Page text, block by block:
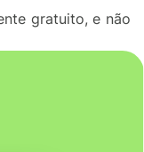
gratuito, e não